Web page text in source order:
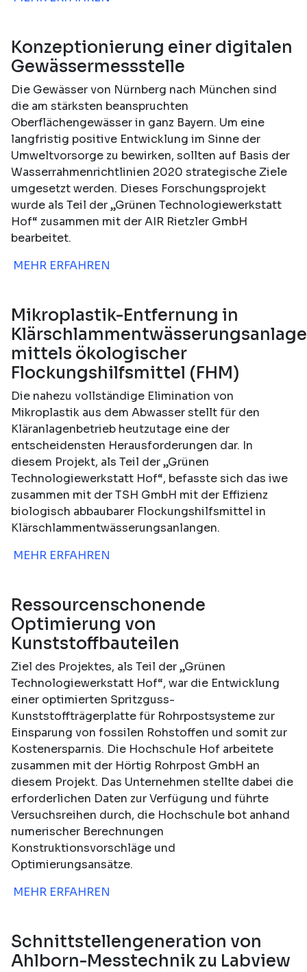
Konzeptionierung einer digitalen
Gewässermessstelle
Die Gewässer von Nürnberg nach München sind
die am stärksten beanspruchten
Oberflächengewässer in ganz Bayern. Um eine
langfristig positive Entwicklung im Sinne der
Umweltvorsorge zu bewirken, sollten auf Basis der
Wasserrahmenrichtlinien 2020 strategische Ziele
umgesetzt werden. Dieses Forschungsprojekt
wurde als Teil der „Grünen Technologiewerkstatt
Hof“ zusammen mit der AIR Rietzler GmbH
bearbeitet.
MEHR ERFAHREN
Mikroplastik-Entfernung in
mittels ökologischer
Flockungshilfsmittel (FHM)
Die nahezu vollständige Elimination von
Mikroplastik aus dem Abwasser stellt für den
Kläranlagenbetrieb heutzutage eine der
entscheidensten Herausforderungen dar. In
diesem Projekt, als Teil der „Grünen
Technologiewerkstatt Hof“, befasste sich das iwe
zusammen mit der TSH GmbH mit der Effizienz
biologisch abbaubarer Flockungshilfsmittel in
Klärschlammentwässerungsanlangen.
MEHR ERFAHREN
Ressourcenschonende
Optimierung von
Kunststoffbauteilen
Ziel des Projektes, als Teil der „Grünen
Technologiewerkstatt Hof“, war die Entwicklung
einer optimierten Spritzguss-
Kunststoffträgerplatte für Rohrpostsysteme zur
Einsparung von fossilen Rohstoffen und somit zur
Kostenersparnis. Die Hochschule Hof arbeitete
zusammen mit der Hörtig Rohrpost GmbH an
diesem Projekt. Das Unternehmen stellte dabei die
erforderlichen Daten zur Verfügung und führte
Versuchsreihen durch, die Hochschule bot anhand
numerischer Berechnungen
Konstruktionsvorschläge und
Optimierungsansätze.
MEHR ERFAHREN
Schnittstellengeneration von
Ahlborn-Messtechnik zu Labview